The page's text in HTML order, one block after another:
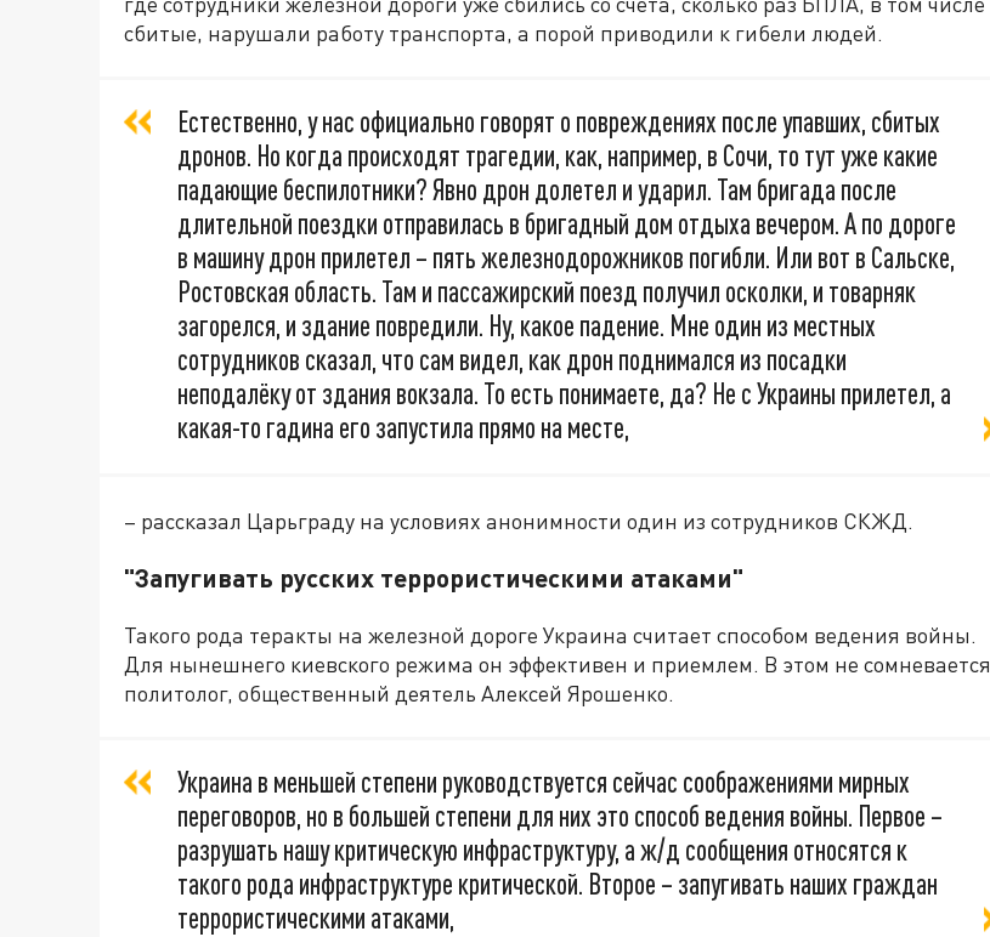
сбитые, нарушали работу транспорта, а порой приводили к гибели людей.
Естественно, у нас официально говорят о повреждениях после упавших, сбитых
дронов. Но когда происходят трагедии, как, например, в Сочи, то тут уже какие
падающие беспилотники? Явно дрон долетел и ударил. Там бригада после
длительной поездки отправилась в бригадный дом отдыха вечером. А по дороге
в машину дрон прилетел – пять железнодорожников погибли. Или вот в Сальске,
Ростовская область. Там и пассажирский поезд получил осколки, и товарняк
загорелся, и здание повредили. Ну, какое падение. Мне один из местных
сотрудников сказал, что сам видел, как дрон поднимался из посадки
неподалёку от здания вокзала. То есть понимаете, да? Не с Украины прилетел, а
какая-то гадина его запустила прямо на месте,
– рассказал Царьграду на условиях анонимности один из сотрудников СКЖД.
"Запугивать русских террористическими атаками"
Такого рода теракты на железной дороге Украина считает способом ведения войны.
Для нынешнего киевского режима он эффективен и приемлем. В этом не сомневается
политолог, общественный деятель Алексей Ярошенко.
Украина в меньшей степени руководствуется сейчас соображениями мирных
переговоров, но в большей степени для них это способ ведения войны. Первое –
разрушать нашу критическую инфраструктуру, а ж/д сообщения относятся к
такого рода инфраструктуре критической. Второе – запугивать наших граждан
террористическими атаками,